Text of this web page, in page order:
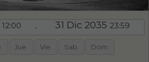
12:00 - 31 Dic 2035 23:59
Jue. Vie. Sab. Dom.